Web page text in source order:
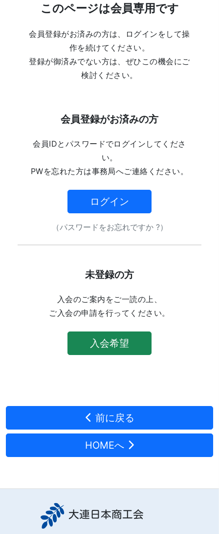
このページは会員専用です
会員登録がお済みの方は、ログインをして操
作を続けてください。
登録が御済みでない方は、ぜひこの機会にご
検討ください。
会員登録がお済みの方
会員IDとパスワードでログインしてくださ
い。
PWを忘れた方は事務局へご連絡ください。
ログイン
（パスワードをお忘れですか ?）
未登録の方
入会のご案内をご一読の上、
ご入会の申請を行ってください。
入会希望
前に戻る
HOMEへ
大連日本商工会